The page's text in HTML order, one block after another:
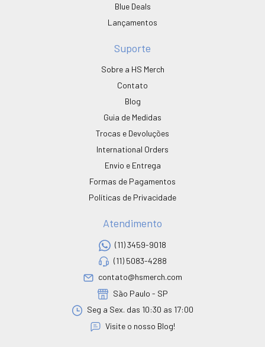
Blue Deals
Lançamentos
Suporte
Sobre a HS Merch
Contato
Blog
Guia de Medidas
Trocas e Devoluções
International Orders
Envio e Entrega
Formas de Pagamentos
Políticas de Privacidade
Atendimento
(11) 3459-9018
(11) 5083-4288
contato@hsmerch.com
São Paulo - SP
Seg a Sex. das 10:30 as 17:00
Visite o nosso Blog!